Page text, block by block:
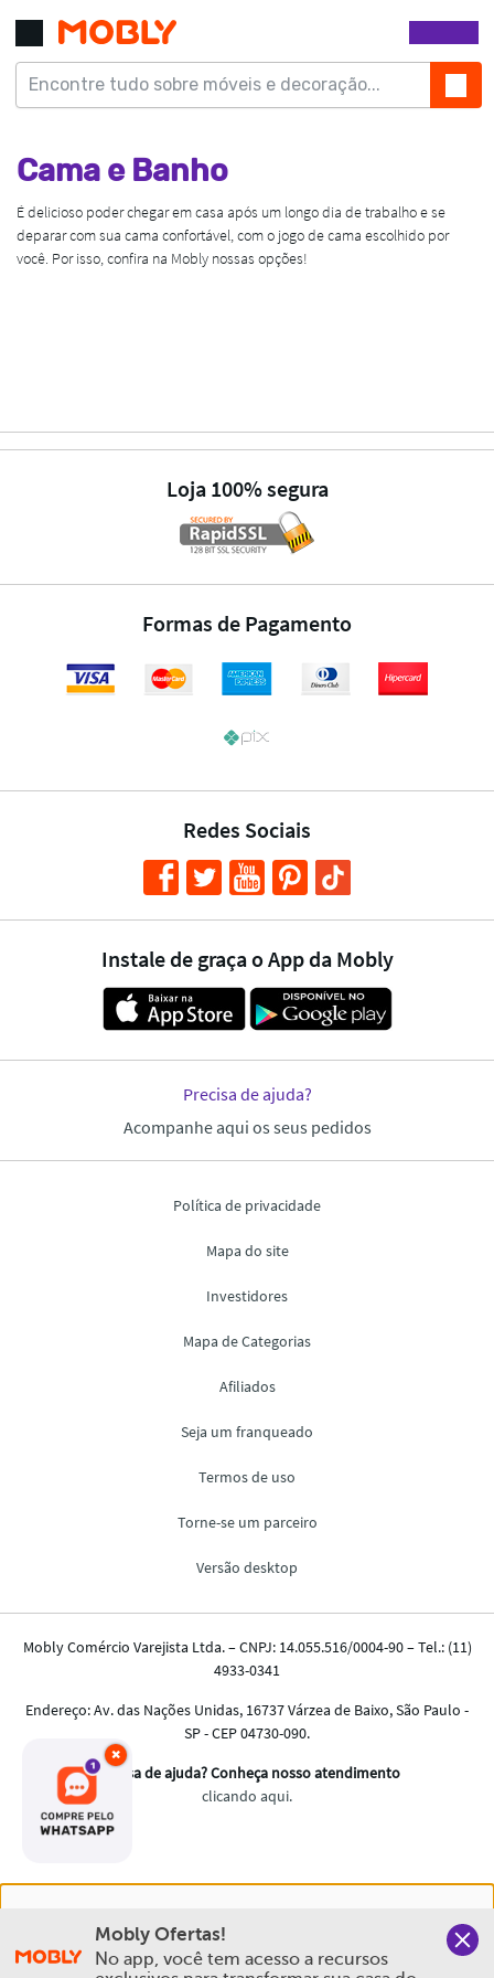
experiência na Mobly. Quando você navega no nosso site,
aceita esta condição
×
Mobly Ofertas!
No app, você tem acesso a recursos